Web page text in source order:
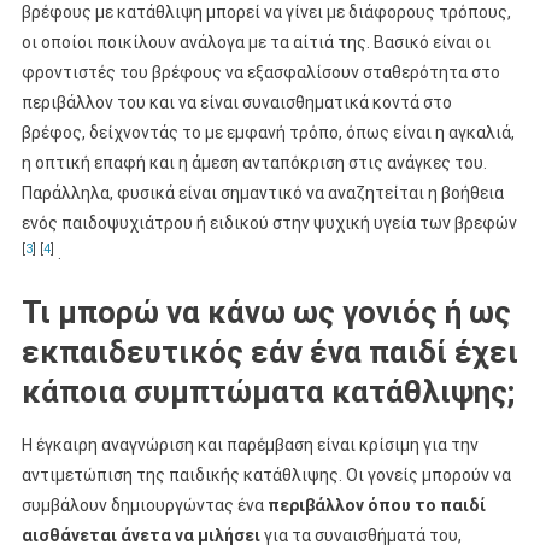
βρέφους με κατάθλιψη μπορεί να γίνει με διάφορους τρόπους,
οι οποίοι ποικίλουν ανάλογα με τα αίτιά της. Βασικό είναι οι
φροντιστές του βρέφους να εξασφαλίσουν σταθερότητα στο
περιβάλλον του και να είναι συναισθηματικά κοντά στο
βρέφος, δείχνοντάς το με εμφανή τρόπο, όπως είναι η αγκαλιά,
η οπτική επαφή και η άμεση ανταπόκριση στις ανάγκες του.
Παράλληλα, φυσικά είναι σημαντικό να αναζητείται η βοήθεια
ενός παιδοψυχιάτρου ή ειδικού στην ψυχική υγεία των βρεφών
[3] [4] .
Τι μπορώ να κάνω ως γονιός ή ως
εκπαιδευτικός εάν ένα παιδί έχει
κάποια συμπτώματα κατάθλιψης;
Η έγκαιρη αναγνώριση και παρέμβαση είναι κρίσιμη για την
αντιμετώπιση της παιδικής κατάθλιψης. Οι γονείς μπορούν να
συμβάλουν δημιουργώντας ένα περιβάλλον όπου το παιδί
αισθάνεται άνετα να μιλήσειγια τα συναισθήματά του,